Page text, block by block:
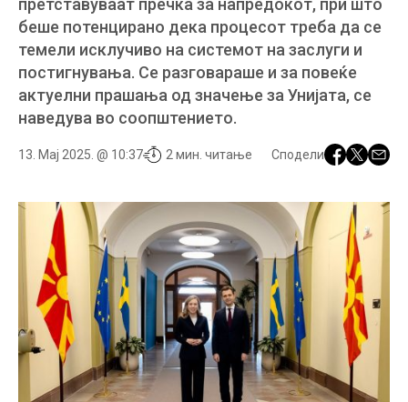
претставуваат пречка за напредокот, при што
беше потенцирано дека процесот треба да се
темели исклучиво на системот на заслуги и
постигнувања. Се разговараше и за повеќе
актуелни прашања од значење за Унијата, се
наведува во соопштението.
13. Мај 2025. @ 10:37 2 мин. читање Сподели